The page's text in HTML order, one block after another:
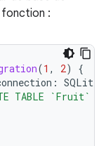
fonction :
(1 , 2)
{
:
TABLE `Fruit`